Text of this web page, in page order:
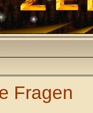
Fragen